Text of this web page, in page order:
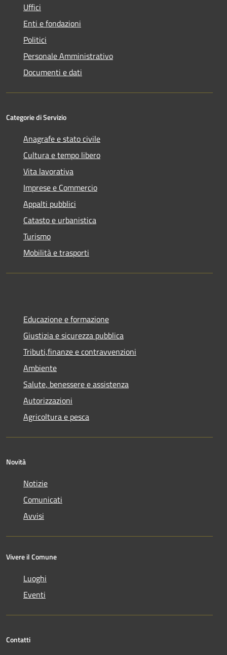
Uffici
Enti e fondazioni
Politici
Personale Amministrativo
Documenti e dati
Categorie di Servizio
Anagrafe e stato civile
Cultura e tempo libero
Vita lavorativa
Imprese e Commercio
Appalti pubblici
Catasto e urbanistica
Turismo
Mobilità e trasporti
Educazione e formazione
Giustizia e sicurezza pubblica
Tributi,finanze e contravvenzioni
Ambiente
Salute, benessere e assistenza
Autorizzazioni
Agricoltura e pesca
Novità
Notizie
Comunicati
Avvisi
Vivere il Comune
Luoghi
Eventi
Contatti